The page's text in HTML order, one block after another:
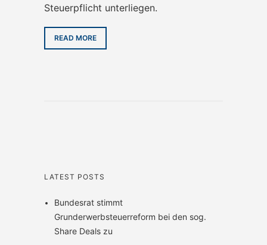
Steuerpflicht unterliegen.
READ MORE
LATEST POSTS
Bundesrat stimmt
Grunderwerbsteuerreform bei den sog.
Share Deals zu